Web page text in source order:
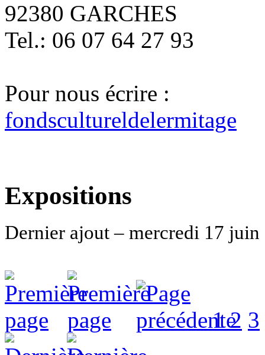
92380 GARCHES
Tel.: 06 07 64 27 93
Pour nous écrire :
fondscultureldelermitage
Expositions
Dernier ajout – mercredi 17 juin
1 2 3